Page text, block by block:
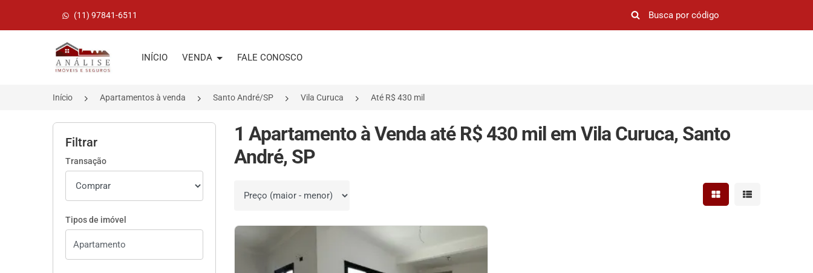
(11) 97841-6511
Página inicial
INÍCIO VENDA FALE CONOSCO
Início Apartamentos à venda Santo André/SP Vila Curuca Até R$ 430 mil
Filtrar
Transação
Tipos de imóvel
1 Apartamento à Venda até R$ 430 mil em Vila Curuca, Santo
André, SP
Ordenar por Mostrar resultados em
Mostrar